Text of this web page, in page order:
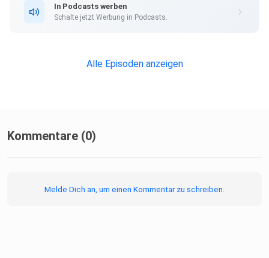
In Podcasts werben
Schalte jetzt Werbung in Podcasts.
Alle Episoden anzeigen
Kommentare (0)
Melde Dich an, um einen Kommentar zu schreiben.